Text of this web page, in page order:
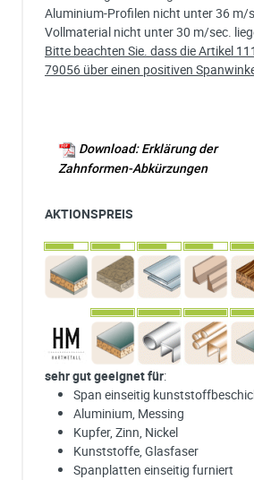
Aluminium-Profilen nicht unter 36 m/
Vollmaterial nicht unter 30 m/sec.
Bitte beachten Sie. dass die Artikel
79056 über einen positiven
Download: Erklärung der
Zahnformen-Abkürzungen
AKTIONSPREIS
sehr gut geeignet für:
Span einseitig
Aluminium, Messing
Kupfer, Zinn, Nickel
Kunststoffe, Glasfaser
Spanplatten einseitig furniert